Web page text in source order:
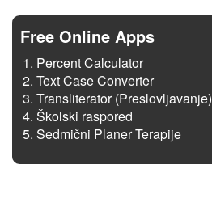
Free Online Apps
Percent Calculator
Text Case Converter
Transliterator (Preslovljavanje)
Školski raspored
Sedmični Planer Terapije